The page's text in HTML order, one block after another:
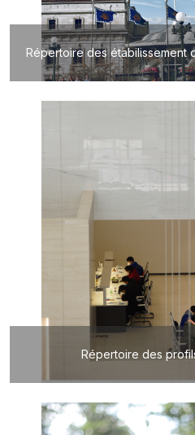
Répertoire des étabilissement
Répertoire des